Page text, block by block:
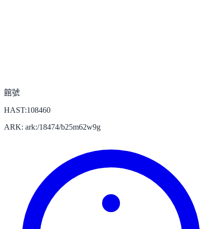
館號
HAST:108460
ARK: ark:/18474/b25m62w9g